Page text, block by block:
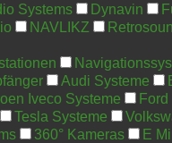
Systems Dynavin
NAVLIKZ
Audi Systeme
Iveco Systeme
Tesla Systeme
360° Kameras E